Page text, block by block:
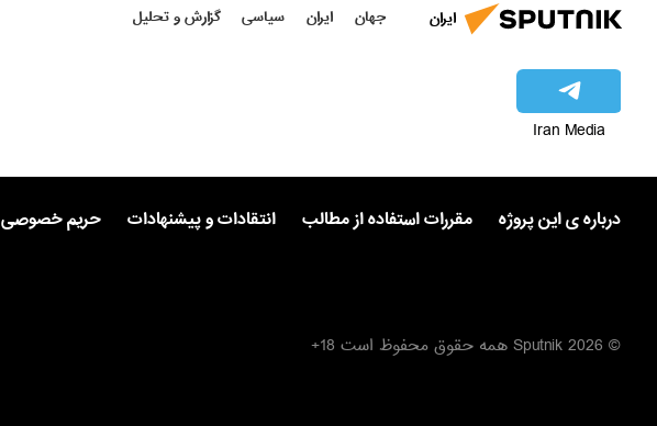
ایران جهان ایران سیاسی گزارش و تحلیل
Iran Media
درباره ی این پروژه مقررات استفاده از مطالب انتقادات و پیشنهادات حریم خصوصی
© 2026 Sputnik همه حقوق محفوظ است 18+